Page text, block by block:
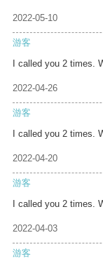
2022-05-10
游客
I called you 2 times.
2022-04-26
游客
I called you 2 times.
2022-04-20
游客
I called you 2 times.
2022-04-03
游客